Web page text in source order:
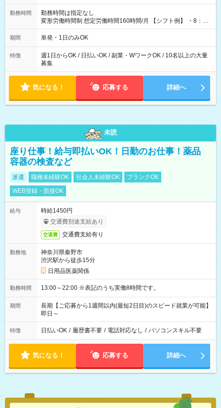
勤務時間
勤務時間は指定なし
変形労働時間制 想定労働時間160時間/月 【シフト例】 ・8：00
～21：00
期間 単発・1日のみOK
特徴
週1日からOK / 日払いOK / 副業・WワークOK / 10名以上の大量
募集
気になる！ 応募する 詳細へ
未読
座り仕事！給与即払いOK！日勤のお仕事！薬品
容器の検査など
派遣 職種未経験OK 社会人未経験OK
ブランクOK
WEB登録・面接OK
給与
時給1450円
交通費別途支給あり
交通費 交通費支給有り
勤務地
神奈川県秦野市
渋沢駅から徒歩15分
日用品医薬関係
勤務時間 13:00～22:00 ※表記のうち実働8時間です。
期間
長期【ご応募から1週間以内(最短2日目)のスピード就業が可能】
即日～
特徴 日払いOK / 履歴書不要 / 電話対応なし / パソコンスキル不要
気になる！ 応募する 詳細へ